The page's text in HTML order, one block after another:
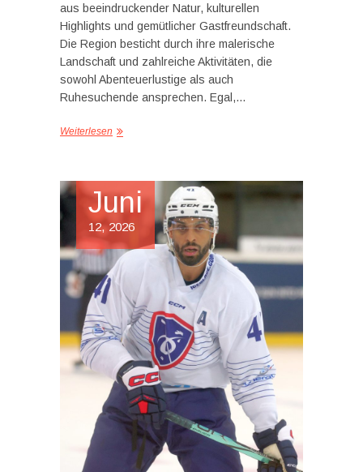
aus beeindruckender Natur, kulturellen
Highlights und gemütlicher Gastfreundschaft.
Die Region besticht durch ihre malerische
Landschaft und zahlreiche Aktivitäten, die
sowohl Abenteuerlustige als auch
Ruhesuchende ansprechen. Egal,…
Weiterlesen
Juni
12, 2026